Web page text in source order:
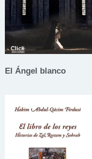
El Ángel blanco